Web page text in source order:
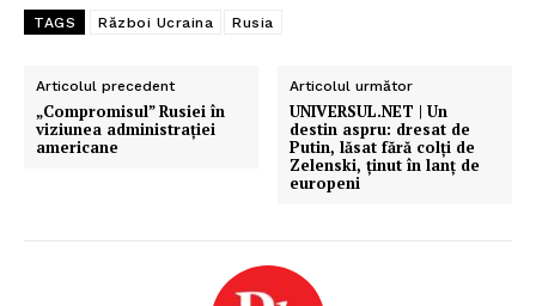
TAGS Război Ucraina Rusia
Articolul precedent
„Compromisul” Rusiei în
viziunea administrației
americane
Articolul următor
UNIVERSUL.NET | Un
destin aspru: dresat de
Putin, lăsat fără colți de
Zelenski, ținut în lanț de
europeni